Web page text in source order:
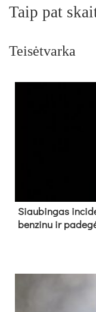
Taip pat
Teisėtvarka
Siau­bin­gas
ben­zi­nu ir